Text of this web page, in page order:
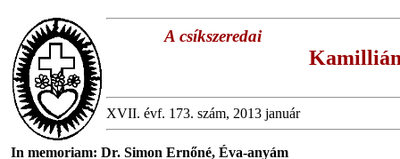
A csíkszeredai
XVII. évf. 173. szám, 2013 január
In memoriam: Dr. Simon Ernőné, Éva-anyám